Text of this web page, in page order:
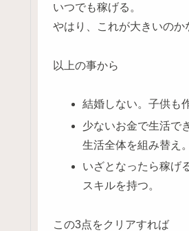
いつでも稼げる。
やはり、これが大きいのか
以上の事から
結婚しない。子供も
少ないお金で生活で
生活全体を組み替え。
いざとなったら稼げ
スキルを持つ。
この3点をクリアすれば